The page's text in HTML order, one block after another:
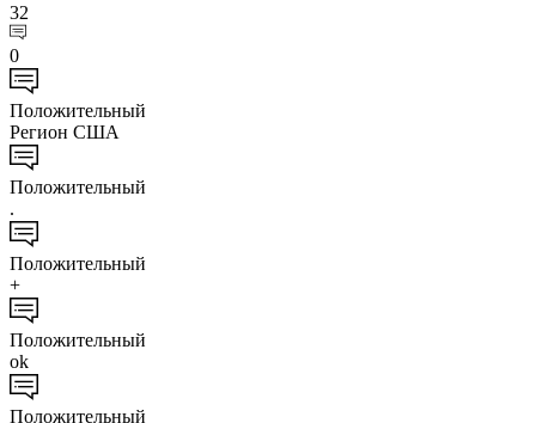
32
0
Положительный
Регион США
Положительный
.
Положительный
+
Положительный
ok
Положительный